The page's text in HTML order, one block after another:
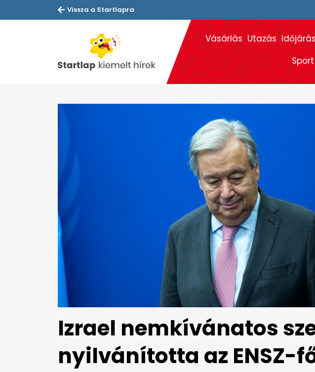
Vissza a Startlapra
Vásárlás Utazás Időjárás
Sport
Izrael nemkívánatos
nyilvánította az ENSZ-